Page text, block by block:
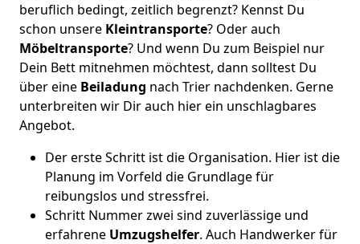
beruflich bedingt, zeitlich begrenzt? Kennst Du
schon unsere Kleintransporte? Oder auch
Möbeltransporte? Und wenn Du zum Beispiel nur
Dein Bett mitnehmen möchtest, dann solltest Du
über eine Beiladung nach Trier nachdenken. Gerne
unterbreiten wir Dir auch hier ein unschlagbares
Angebot.
Der erste Schritt ist die Organisation. Hier ist die
Planung im Vorfeld die Grundlage für
reibungslos und stressfrei.
Schritt Nummer zwei sind zuverlässige und
erfahrene Umzugshelfer. Auch Handwerker für